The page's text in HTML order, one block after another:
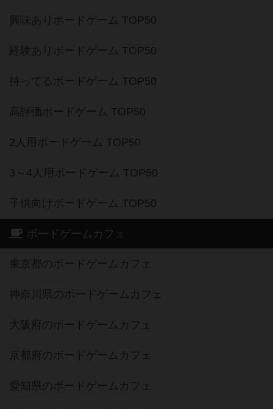
興味ありボードゲーム TOP50
経験ありボードゲーム TOP50
持ってるボードゲーム TOP50
高評価ボードゲーム TOP50
2人用ボードゲーム TOP50
3～4人用ボードゲーム TOP50
子供向けボードゲーム TOP50
ボードゲームカフェ
東京都のボードゲームカフェ
神奈川県のボードゲームカフェ
大阪府のボードゲームカフェ
京都府のボードゲームカフェ
愛知県のボードゲームカフェ